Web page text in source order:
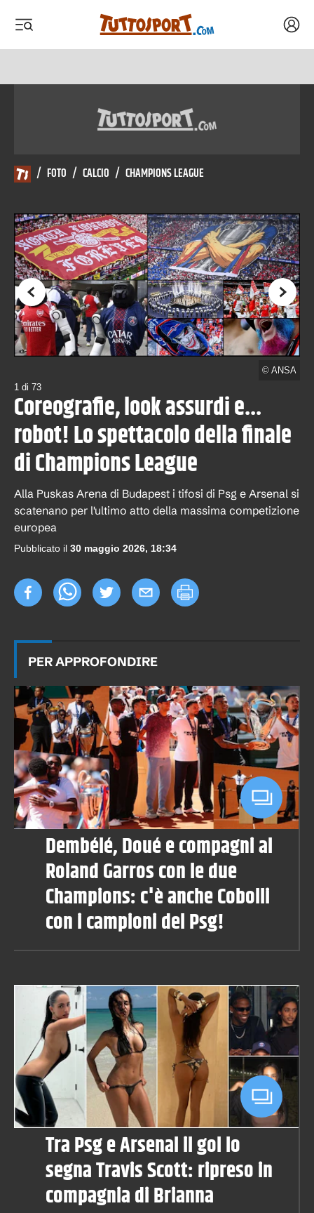
/ FOTO / CALCIO / CHAMPIONS LEAGUE
© ANSA
Precedente
1 di 73
Coreografie, look assurdi e...
robot! Lo spettacolo della finale
di Champions League
Alla Puskas Arena di Budapest i tifosi di Psg e Arsenal si
scatenano per l'ultimo atto della massima competizione
europea
Pubblicato il 30 maggio 2026, 18:34
PER APPROFONDIRE
Dembélé, Doué e compagni al
Roland Garros con le due
Champions: c'è anche Cobolli
con i campioni del Psg!
Tra Psg e Arsenal il gol lo
segna Travis Scott: ripreso in
compagnia di Brianna